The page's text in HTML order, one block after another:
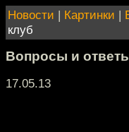
Новости | Картинки |
клуб
Вопросы и
17.05.13